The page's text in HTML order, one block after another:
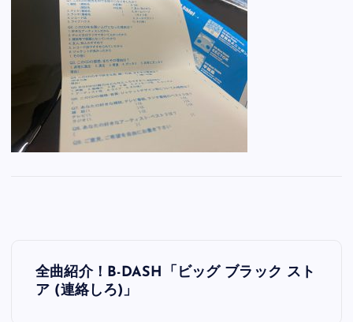
投
稿
全曲紹介！B-DASH「ビッグ ブラック スト
ア (連絡しろ)」